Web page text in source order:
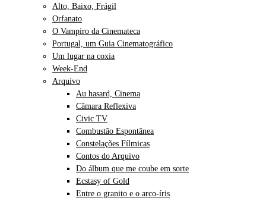
Alto, Baixo, Frágil
Orfanato
O Vampiro da Cinemateca
Portugal, um Guia Cinematográfico
Um lugar na coxia
Week-End
Arquivo
Au hasard, Cinema
Câmara Reflexiva
Civic TV
Combustão Espontânea
Constelações Fílmicas
Contos do Arquivo
Do álbum que me coube em sorte
Ecstasy of Gold
Entre o granito e o arco-íris